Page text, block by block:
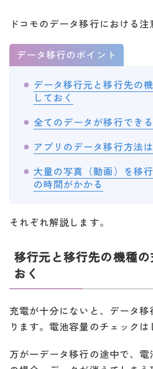
ドコモのデータ移行における注
データ移行のポイント
データ移行元と移行先の
しておく
全てのデータが移行でき
アプリのデータ移行方法
大量の写真（動画）を移
の時間がかかる
それぞれ解説します。
移行元と移行先の機種
おく
充電が十分にないと、データ
ります。電池容量のチェックは
万が一データ移行の途中で、